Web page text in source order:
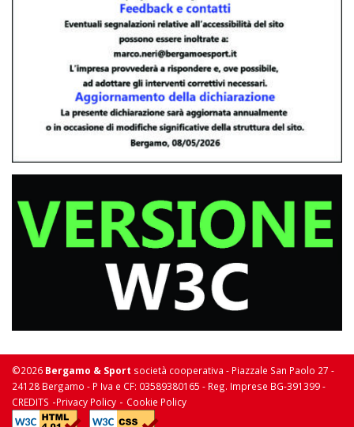
©2026 Bergamo & Sport società cooperativa - Piazzale San Paolo 27 -
24128 Bergamo - P Iva e CF: 03589380165 - Reg. Imprese BG-391399 -
CREDITS -Privacy Policy - Cookie Policy